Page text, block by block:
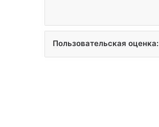
Пользовательская оценка: